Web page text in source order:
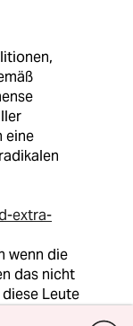
eine
extra-
wenn die
das nicht
Leute